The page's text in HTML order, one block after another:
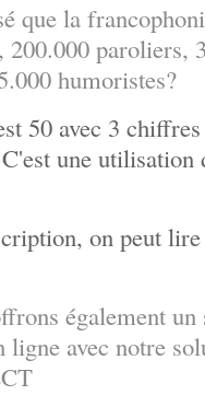
que la
200.000 paroliers,
humoristes?
50 avec 3
une utilisation
on peut
également
ligne avec notre